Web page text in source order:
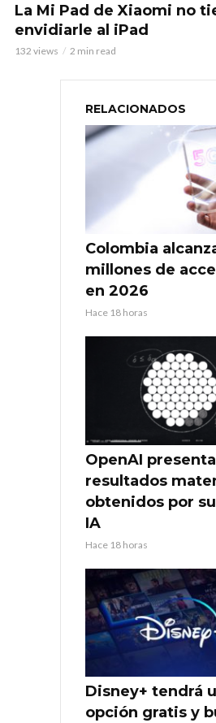
La Mi Pad de Xiaomi no
envidiarle al iPad
132 views 2 min read
RELACIONADOS
Colombia
millones de
en 2026
Hace 18 horas
OpenAI presenta
resultados
obtenidos por
IA
Hace 18 horas
Disney+ tendrá
opción gratis y